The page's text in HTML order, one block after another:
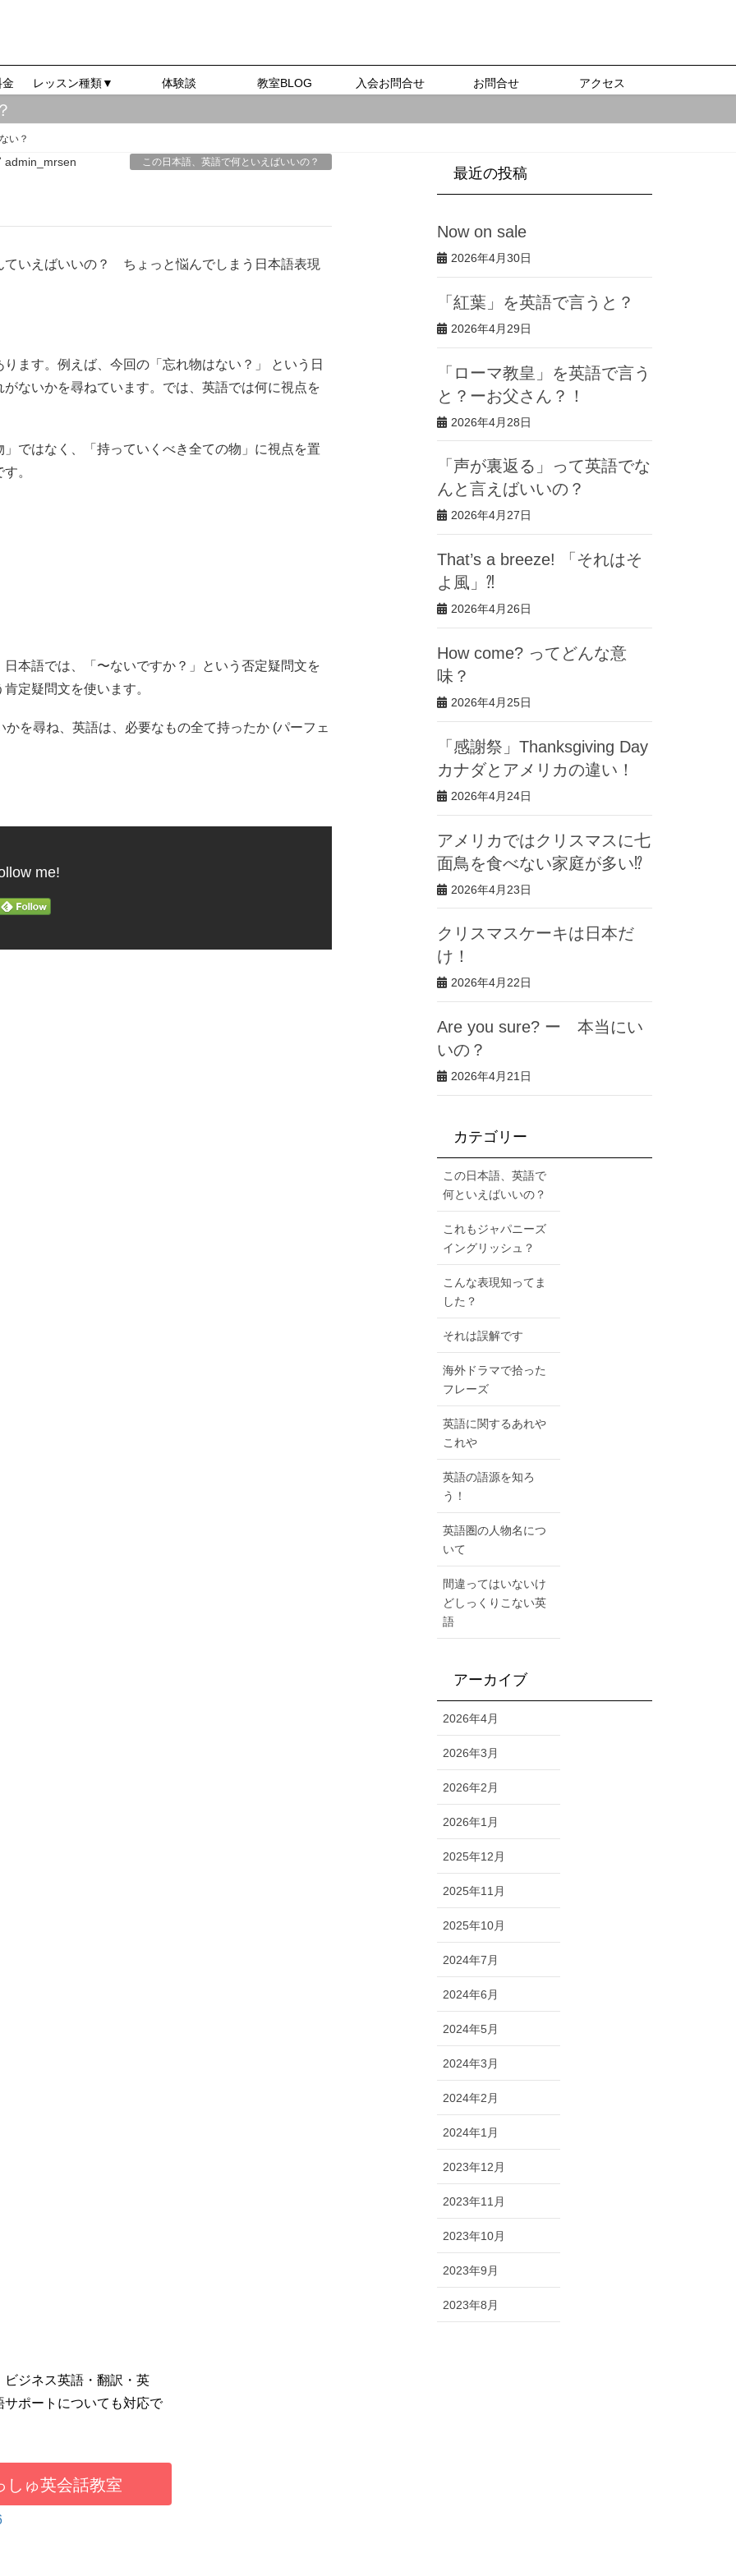
レッスン種類▼ 体験談 教室BLOG 入会お問合せ お問合せ アクセス
い？
admin_mrsen この日本語、英語で何といえばいいの？
ていえばいいの？ ちょっと悩んでしまう日本語表現
ます。例えば、今回の「忘れ物はない？」 という日
ないかを尋ねています。では、英語では何に視点を
ではなく、「持っていくべき全ての物」に視点を置
。
本語では、「〜ないですか？」という否定疑問文を
定疑問文を使います。
を尋ね、英語は、必要なもの全て持ったか (パーフェ
me!
最近の投稿
Now on sale
2026年4月30日
「紅葉」を英語で言うと？
2026年4月29日
「ローマ教皇」を英語で言う
と？ーお父さん？！
2026年4月28日
「声が裏返る」って英語でな
んと言えばいいの？
2026年4月27日
That’s a breeze! 「それはそ
よ風」⁈
2026年4月26日
How come? ってどんな意
味？
2026年4月25日
「感謝祭」Thanksgiving Day
カナダとアメリカの違い！
2026年4月24日
アメリカではクリスマスに七
面鳥を食べない家庭が多い⁉︎
2026年4月23日
クリスマスケーキは日本だ
け！
2026年4月22日
Are you sure? ー 本当にい
いの？
2026年4月21日
カテゴリー
この日本語、英語で
何といえばいいの？
これもジャパニーズ
イングリッシュ？
こんな表現知ってま
した？
それは誤解です
海外ドラマで拾った
フレーズ
英語に関するあれや
これや
英語の語源を知ろ
う！
英語圏の人物名につ
いて
間違ってはいないけ
どしっくりこない英
語
アーカイブ
2026年4月
2026年3月
2026年2月
2026年1月
2025年12月
2025年11月
2025年10月
2024年7月
2024年6月
2024年5月
2024年3月
2024年2月
2024年1月
2023年12月
2023年11月
2023年10月
2023年9月
2023年8月
ジネス英語・翻訳・英
ポートについても対応で
ゅ英会話教室